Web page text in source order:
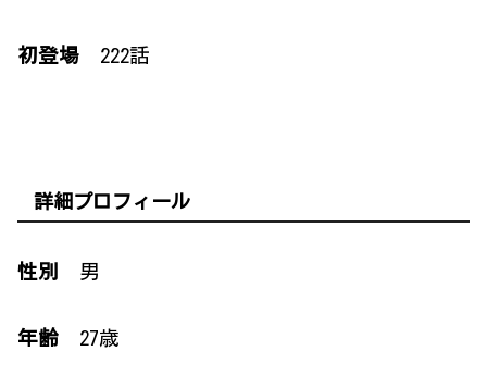
初登場 222話
詳細プロフィール
性別 男
年齢 27歳